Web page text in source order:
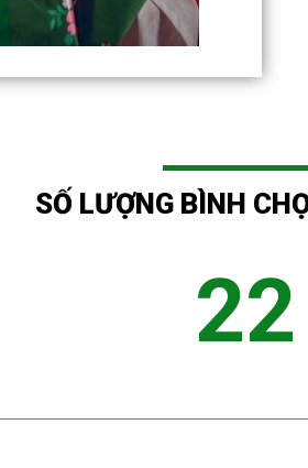
SỐ LƯỢNG BÌNH
22